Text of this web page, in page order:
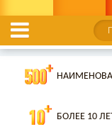
БОЛЕЕ 10